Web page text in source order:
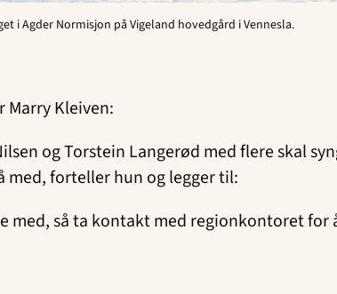
i Agder Normisjon på Vigeland hovedgård i Vennesla.
Kleiven:
og Torstein Langerød med flere skal
med, forteller hun og legger til:
med, så ta kontakt med regionkontoret for